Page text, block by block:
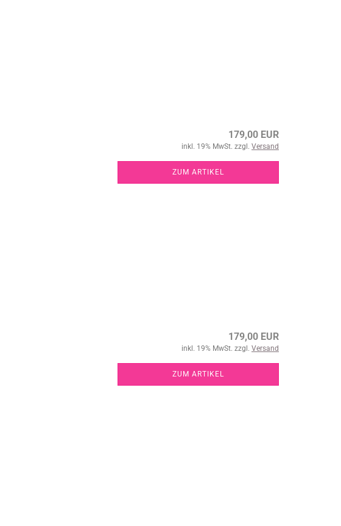
179,00 EUR
inkl. 19% MwSt. zzgl. Versand
ZUM ARTIKEL
179,00 EUR
inkl. 19% MwSt. zzgl. Versand
ZUM ARTIKEL